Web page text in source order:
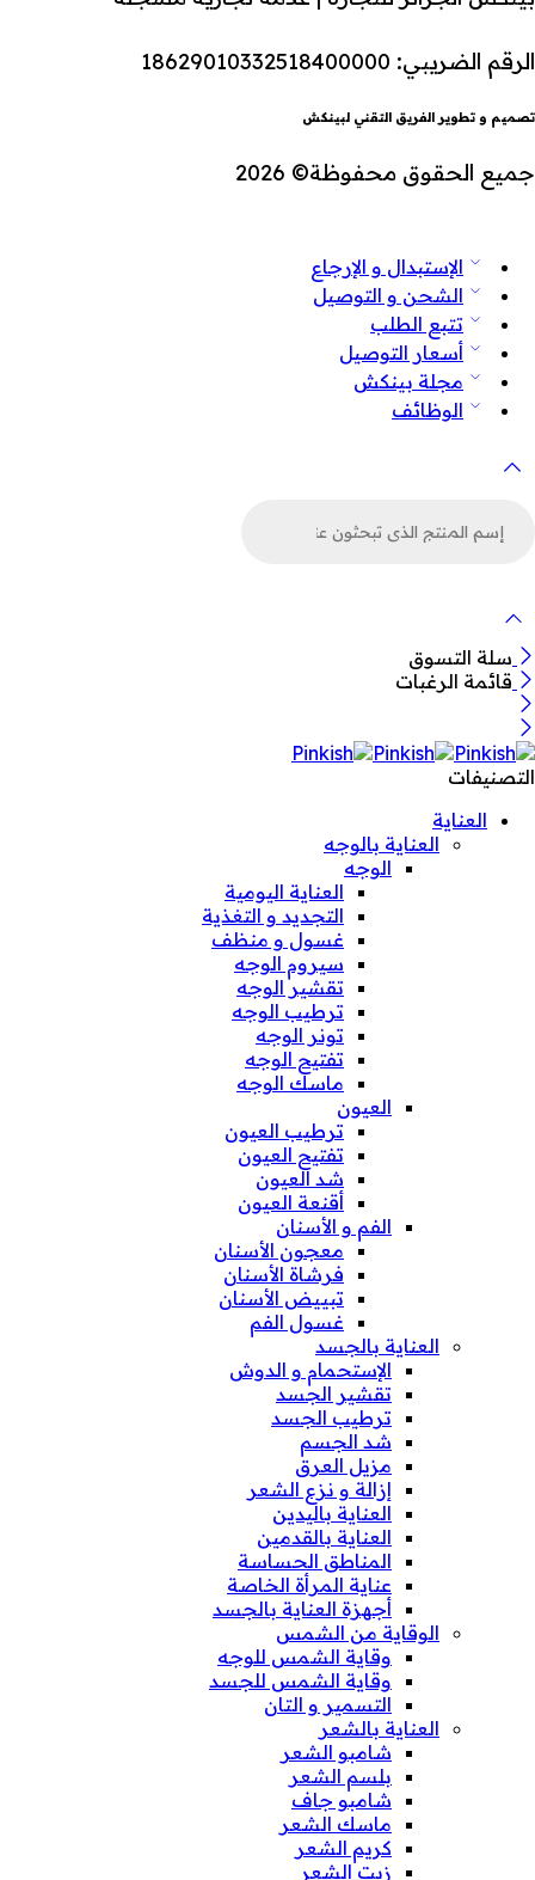
الرقم الضريبي: 18629010332518400000
تصميم و تطوير الفريق التقني لبينكش
جميع الحقوق محفوظة© 2026
الإستبدال و الإرجاع
الشحن و التوصيل
تتبع الطلب
أسعار التوصيل
مجلة بينكش
الوظائف
سلة التسوق
قائمة الرغبات
التصنيفات
العناية
العناية بالوجه
الوجه
العناية اليومية
التجديد و التغذية
غسول و منظف
سيروم الوجه
تقشير الوجه
ترطيب الوجه
تونر الوجه
تفتيح الوجه
ماسك الوجه
العيون
ترطيب العيون
تفتيح العيون
شد العيون
أقنعة العيون
الفم و الأسنان
معجون الأسنان
فرشاة الأسنان
تبييض الأسنان
غسول الفم
العناية بالجسد
الإستحمام و الدوش
تقشير الجسد
ترطيب الجسد
شد الجسم
مزيل العرق
إزالة و نزع الشعر
العناية باليدين
العناية بالقدمين
المناطق الحساسة
عناية المرأة الخاصة
أجهزة العناية بالجسد
الوقاية من الشمس
وقاية الشمس للوجه
وقاية الشمس للجسد
التسمير و التان
العناية بالشعر
شامبو الشعر
بلسم الشعر
شامبو جاف
ماسك الشعر
كريم الشعر
زيت الشعر